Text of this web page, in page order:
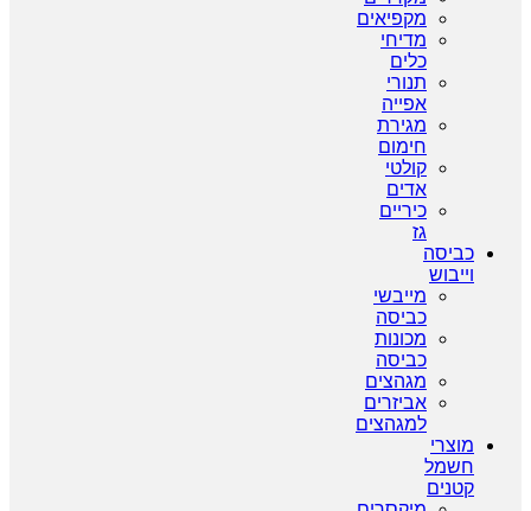
מקפיאים
מדיחי
כלים
תנורי
אפייה
מגירת
חימום
קולטי
אדים
כיריים
גז
כביסה
וייבוש
מייבשי
כביסה
מכונות
כביסה
מגהצים
אביזרים
למגהצים
מוצרי
חשמל
קטנים